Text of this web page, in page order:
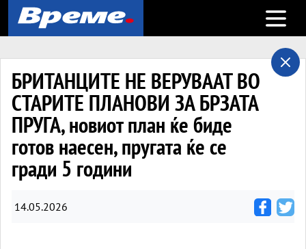
Open
БРИТАНЦИТЕ НЕ ВЕРУВААТ ВО
СТАРИТЕ ПЛАНОВИ ЗА БРЗАТА
ПРУГА, новиот план ќе биде
готов наесен, пругата ќе се
гради 5 години
14.05.2026